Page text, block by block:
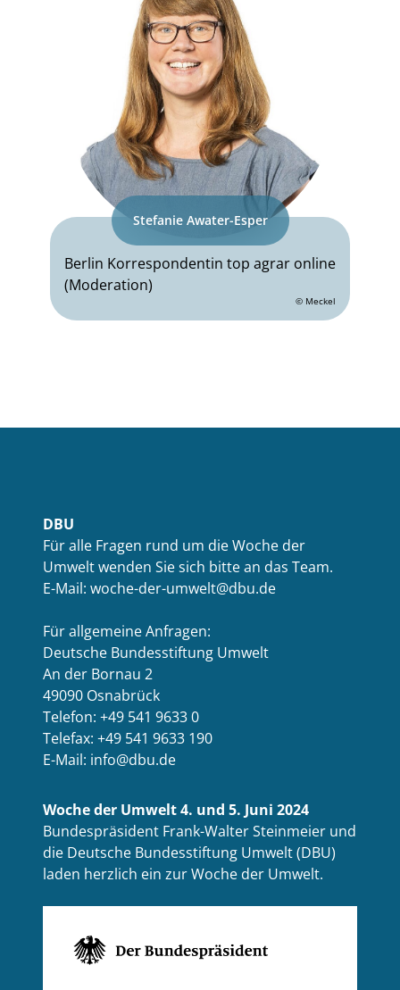
Stefanie Awater-Esper
Berlin Korrespondentin top agrar online
(Moderation)
© Meckel
DBU
Für alle Fragen rund um die Woche der
Umwelt wenden Sie sich bitte an das Team.
E-Mail: woche-der-umwelt@dbu.de
Für allgemeine Anfragen:
Deutsche Bundesstiftung Umwelt
An der Bornau 2
49090 Osnabrück
Telefon: +49 541 9633 0
Telefax: +49 541 9633 190
E-Mail: info@dbu.de
Woche der Umwelt 4. und 5. Juni 2024
Bundespräsident Frank-Walter Steinmeier und
die Deutsche Bundesstiftung Umwelt (DBU)
laden herzlich ein zur Woche der Umwelt.